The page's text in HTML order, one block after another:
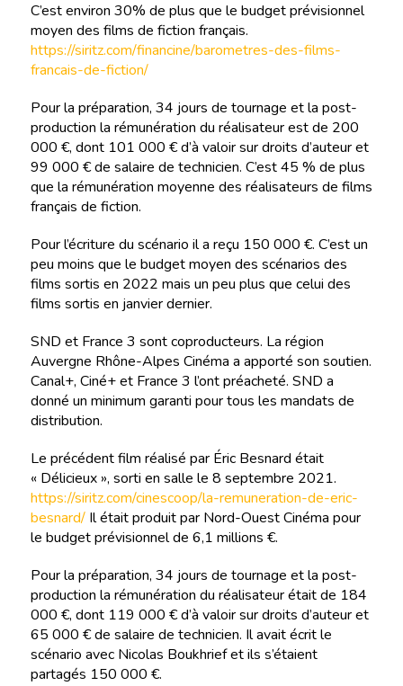
C’est environ 30% de plus que le budget prévisionnel
moyen des films de fiction français.
https://siritz.com/financine/barometres-des-films-
francais-de-fiction/
Pour la préparation, 34 jours de tournage et la post-
production la rémunération du réalisateur est de 200
000 €, dont 101 000 € d’à valoir sur droits d’auteur et
99 000 € de salaire de technicien. C’est 45 % de plus
que la rémunération moyenne des réalisateurs de films
français de fiction.
Pour l’écriture du scénario il a reçu 150 000 €. C’est un
peu moins que le budget moyen des scénarios des
films sortis en 2022 mais un peu plus que celui des
films sortis en janvier dernier.
SND et France 3 sont coproducteurs. La région
Auvergne Rhône-Alpes Cinéma a apporté son soutien.
Canal+, Ciné+ et France 3 l’ont préacheté. SND a
donné un minimum garanti pour tous les mandats de
distribution.
Le précédent film réalisé par Éric Besnard était
« Délicieux », sorti en salle le 8 septembre 2021.
https://siritz.com/cinescoop/la-remuneration-de-eric-
besnard/ Il était produit par Nord-Ouest Cinéma pour
le budget prévisionnel de 6,1 millions €.
Pour la préparation, 34 jours de tournage et la post-
production la rémunération du réalisateur était de 184
000 €, dont 119 000 € d’à valoir sur droits d’auteur et
65 000 € de salaire de technicien. Il avait écrit le
scénario avec Nicolas Boukhrief et ils s’étaient
partagés 150 000 €.